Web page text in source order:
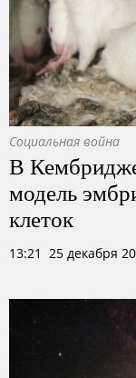
Социальная война
В
модель
клеток
13:21 25 декабря